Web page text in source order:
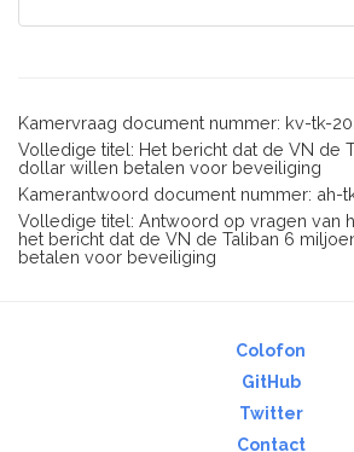
Kamervraag document nummer: kv-tk-
Volledige titel: Het bericht dat de VN de
dollar willen betalen voor beveiliging
Kamerantwoord document nummer: ah-
Volledige titel: Antwoord op vragen van
het bericht dat de VN de Taliban 6
betalen voor beveiliging
Colofon
GitHub
Twitter
Contact